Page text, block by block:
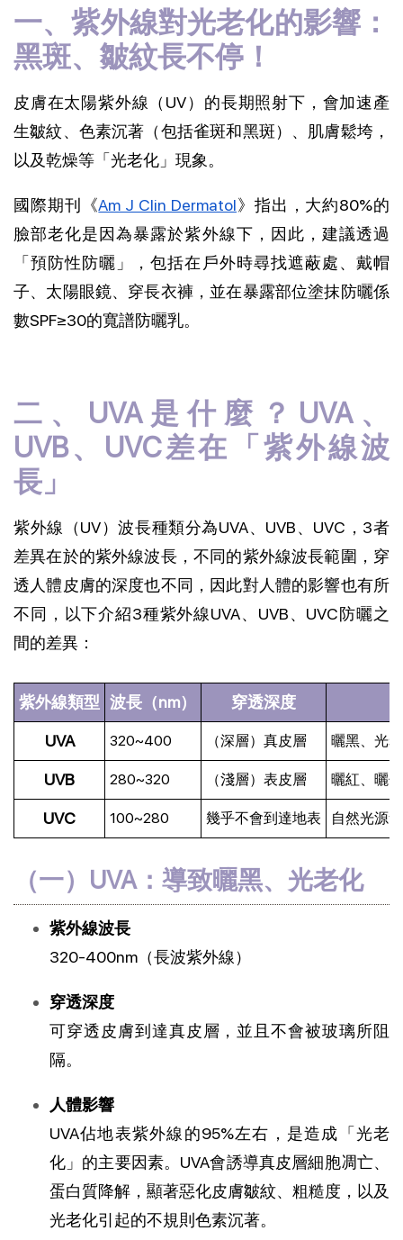
一、紫外線對光老化的影響：
黑斑、皺紋長不停！
皮膚在太陽紫外線（UV）的長期照射下，會加速產
生皺紋、色素沉著（包括雀斑和黑斑）、肌膚鬆垮，
以及乾燥等「光老化」現象。
國際期刊《Am J Clin Dermatol》指出，大約80%的
臉部老化是因為暴露於紫外線下，因此，建議透過
「預防性防曬」，包括在戶外時尋找遮蔽處、戴帽
子、太陽眼鏡、穿長衣褲，並在暴露部位塗抹防曬係
數SPF≥30的寬譜防曬乳。
二、UVA是什麼？UVA、
UVB、UVC差在「紫外線波
長」
紫外線（UV）波長種類分為UVA、UVB、UVC，3者
差異在於的紫外線波長，不同的紫外線波長範圍，穿
透人體皮膚的深度也不同，因此對人體的影響也有所
不同，以下介紹3種紫外線UVA、UVB、UVC防曬之
間的差異：
紫外線類型 波長（nm） 穿透深度
UVA 320~400 （深層）真皮層 曬黑、光
UVB 280~320 （淺層）表皮層 曬紅、曬
UVC 100~280 幾乎不會到達地表 自然光源
（一）UVA：導致曬黑、光老化
紫外線波長
320-400nm（長波紫外線）
穿透深度
可穿透皮膚到達真皮層，並且不會被玻璃所阻
隔。
人體影響
UVA佔地表紫外線的95%左右，是造成「光老
化」的主要因素。UVA會誘導真皮層細胞凋亡、
蛋白質降解，顯著惡化皮膚皺紋、粗糙度，以及
光老化引起的不規則色素沉著。